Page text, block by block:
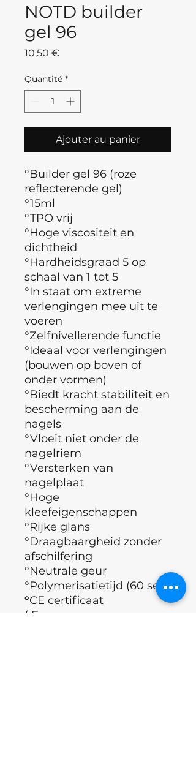
NOTD builder
gel 96
10,50 €
Quantité *
Ajouter au panier
°Builder gel 96 (roze
reflecterende gel)
°15ml
°TPO vrij
°Hoge viscositeit en
dichtheid
°Hardheidsgraad 5 op
schaal van 1 tot 5
°In staat om extreme
verlengingen mee uit te
voeren
°Zelfnivellerende functie
°Ideaal voor verlengingen
(bouwen op boven of
onder vormen)
°Biedt kracht stabiliteit en
bescherming aan de
nagels
°Vloeit niet onder de
nagelriem
°Versterken van
nagelplaat
°Hoge
kleefeigenschappen
°Rijke glans
°Draagbaargheid zonder
afschilfering
°Neutrale geur
°Polymerisatietijd (60 sec)
°CE certificaat
( Europese